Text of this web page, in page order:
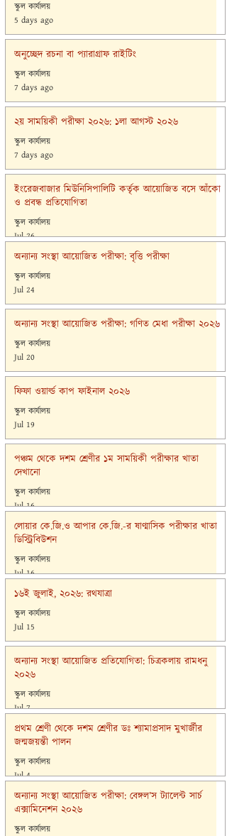
অন্যান্য নোটিশ
স্কুল কার্যালয়
5 days ago
অনুচ্ছেদ রচনা বা প্যারাগ্রাফ রাইটিং
স্কুল কার্যালয়
7 days ago
২য় সাময়িকী পরীক্ষা ২০২৬: ১লা আগস্ট ২০২৬
স্কুল কার্যালয়
7 days ago
ইংরেজবাজার মিউনিসিপালিটি কর্তৃক আয়োজিত বসে আঁকো
ও প্রবন্ধ প্রতিযোগিতা
স্কুল কার্যালয়
Jul 26
অন্যান্য সংস্থা আয়োজিত পরীক্ষা: বৃত্তি পরীক্ষা
স্কুল কার্যালয়
Jul 24
অন্যান্য সংস্থা আয়োজিত পরীক্ষা: গণিত মেধা পরীক্ষা ২০২৬
স্কুল কার্যালয়
Jul 20
ফিফা ওয়ার্ল্ড কাপ ফাইনাল ২০২৬
স্কুল কার্যালয়
Jul 19
পঞ্চম থেকে দশম শ্রেণীর ১ম সাময়িকী পরীক্ষার খাতা
দেখানো
স্কুল কার্যালয়
Jul 16
লোয়ার কে.জি.ও আপার কে.জি.-র ষাণ্মাসিক পরীক্ষার খাতা
ডিস্ট্রিবিউশন
স্কুল কার্যালয়
Jul 16
১৬ই জুলাই, ২০২৬: রথযাত্রা
স্কুল কার্যালয়
Jul 15
অন্যান্য সংস্থা আয়োজিত প্রতিযোগিতা: চিত্রকলায় রামধনু
২০২৬
স্কুল কার্যালয়
Jul 7
প্রথম শ্রেণী থেকে দশম শ্রেণীর ডঃ শ্যামাপ্রসাদ মুখার্জীর
জন্মজয়ন্তী পালন
স্কুল কার্যালয়
Jul 4
অন্যান্য সংস্থা আয়োজিত পরীক্ষা: বেঙ্গল’স ট্যালেন্ট সার্চ
এক্সামিনেশন ২০২৬
স্কুল কার্যালয়